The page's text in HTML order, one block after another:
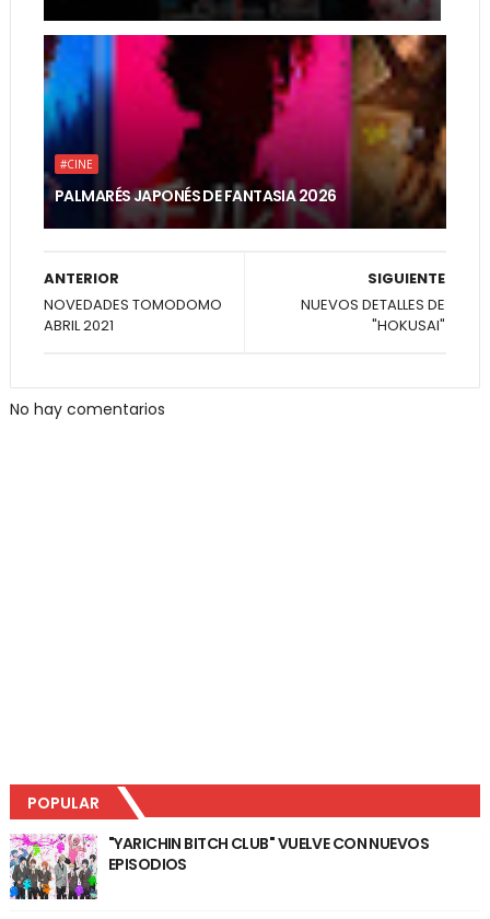
#CINE
PALMARÉS JAPONÉS DE FANTASIA 2026
SIGUIENTE
NUEVOS DETALLES DE
"HOKUSAI"
ANTERIOR
NOVEDADES TOMODOMO
ABRIL 2021
No hay comentarios
POPULAR
"YARICHIN BITCH CLUB" VUELVE CON NUEVOS
EPISODIOS